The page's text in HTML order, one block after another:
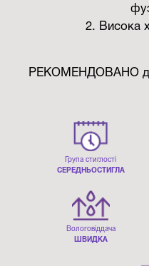
Група стиглості
СЕРЕДНЬОСТИГЛА
Вологовіддача
ШВИДКА
2. Висока
РЕКОМЕНДОВАНО